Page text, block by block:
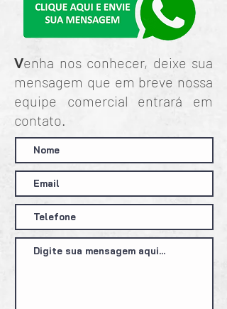
Venha nos conhecer, deixe sua
mensagem que em breve nossa
equipe comercial entrará em
contato.